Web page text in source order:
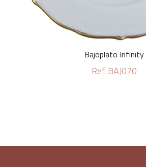
Bajoplato Infinity
Ref. BAJ070